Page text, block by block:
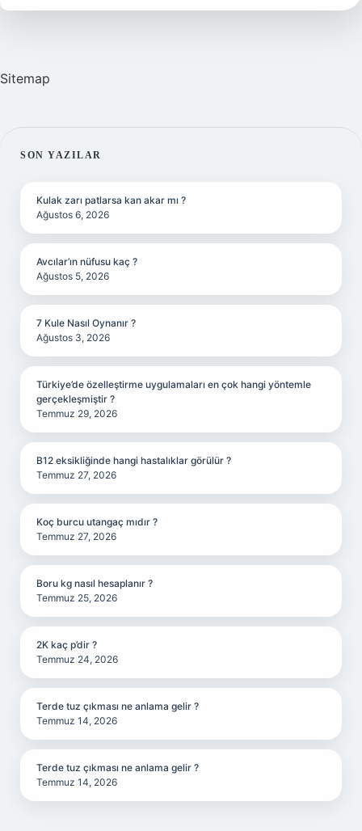
Ağaçtan
Sitemap
SIDEBAR
SON YAZILAR
Kulak zarı patlarsa kan akar mı ?
Ağustos 6, 2026
Avcılar’ın nüfusu kaç ?
Ağustos 5, 2026
7 Kule Nasıl Oynanır ?
Ağustos 3, 2026
Türkiye’de özelleştirme uygulamaları en çok hangi yöntemle
gerçekleşmiştir ?
Temmuz 29, 2026
B12 eksikliğinde hangi hastalıklar görülür ?
Temmuz 27, 2026
Koç burcu utangaç mıdır ?
Temmuz 27, 2026
Boru kg nasıl hesaplanır ?
Temmuz 25, 2026
2K kaç p’dir ?
Temmuz 24, 2026
Terde tuz çıkması ne anlama gelir ?
Temmuz 14, 2026
Terde tuz çıkması ne anlama gelir ?
Temmuz 14, 2026